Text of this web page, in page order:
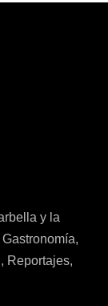
y la
Reportajes,